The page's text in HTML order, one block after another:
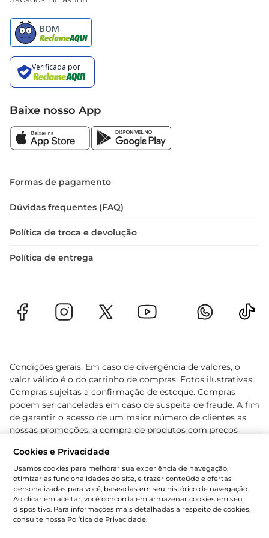
Baixe nosso App
Formas de pagamento
Dúvidas frequentes (FAQ)
Política de troca e devolução
Política de entrega
Condições gerais: Em caso de divergência de valores, o
valor válido é o do carrinho de compras. Fotos ilustrativas.
Compras sujeitas a confirmação de estoque. Compras
podem ser canceladas em caso de suspeita de fraude. A fim
de garantir o acesso de um maior número de clientes as
nossas promoções, a compra de produtos com preços
cliente. Os preços, ofertas e condições são exclusivos para
o e-commerce e válidos durante o dia de hoje, podendo
sofrer alterações sem prévia notificação. Proibida a venda
de bebidas alcoólicas para menores de 18 anos, conforme
Lei n.º 8069/90, art. 81, inciso II (Estatuto da Criança e do
Adolescente). Preços e condições exclusivos para o
Cookies e Privacidade
Usamos cookies para melhorar sua experiência de navegação,
otimizar as funcionalidades do site, e trazer conteúdo e ofertas
personalizadas para você, baseadas em seu histórico de navegação.
Ao clicar em aceitar, você concorda em armazenar cookies em seu
dispositivo. Para informações mais detalhadas a respeito de cookies,
consulte nossa Política de Privacidade.